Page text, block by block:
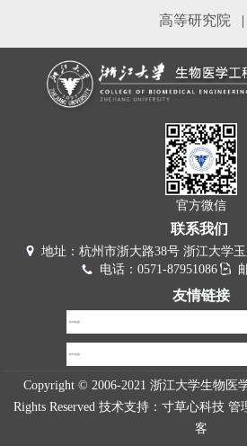
高等研究院
|
官方微信
联系我们
地址：杭州市浙大路38号 浙江大学
电话：0571-87951086
友情链接
校内链接
校外链接
Copyright © 2006-2021 浙江大学生物医
Rights Reserved 技术支持： 寸草心科技 管
客